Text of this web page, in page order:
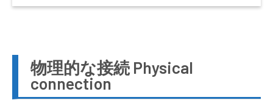
物理的な接続 Physical
connection